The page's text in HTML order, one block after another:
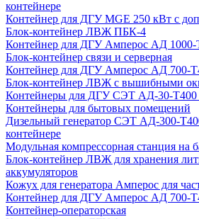
контейнере
Контейнер для ДГУ MGE 250 кВт с
Блок-контейнер ЛВЖ ПБК-4
Контейнер для ДГУ Амперос АД 1000-
Блок-контейнер связи и серверная
Контейнер для ДГУ Амперос АД 700-
Блок-контейнер ЛВЖ с вышибными
Контейнеры для ДГУ СЭТ АД-30-
Контейнеры для бытовых помещений
Дизельный генератор СЭТ АД-300-
контейнере
Модульная компрессорная станция на
Блок-контейнер ЛВЖ для хранения
аккумуляторов
Кожух для генератора Амперос для
Контейнер для ДГУ Амперос АД 700-
Контейнер-операторская